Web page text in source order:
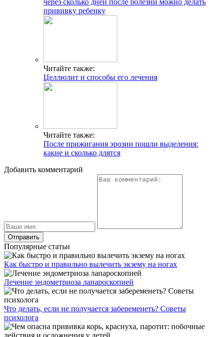
через сколько дней после болезни можно делать
прививку ребенку
Читайте также:
Целлюлит и способы его лечения
Читайте также:
После прижигания эрозии пошли выделения:
какие и сколько длятся
Добавить комментарий
Популярные статьи
Как быстро и правильно вылечить экзему на ногах
Лечение эндометриоза лапароскопией
Что делать, если не получается забеременеть? Советы
психолога